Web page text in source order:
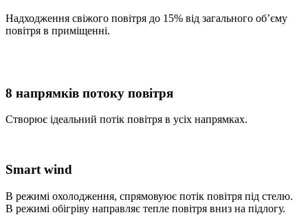
Надходження свіжого повітря до 15% від загального об’єму
повітря в приміщенні.
8 напрямків потоку повітря
Створює ідеальний потік повітря в усіх напрямках.
Smart wind
В режимі охолодження, спрямовуює потік повітря під стелю.
В режимі обігріву направляє тепле повітря вниз на підлогу.